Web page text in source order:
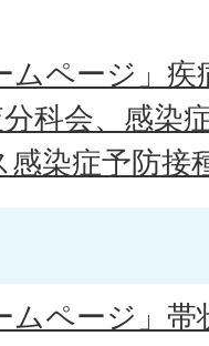
ムページ」
科会、感染
染症予防接
ムページ」